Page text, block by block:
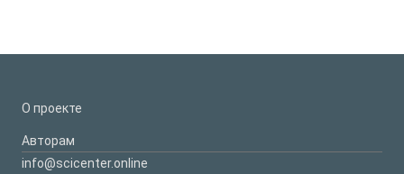
О проекте
Авторам
info@scicenter.online